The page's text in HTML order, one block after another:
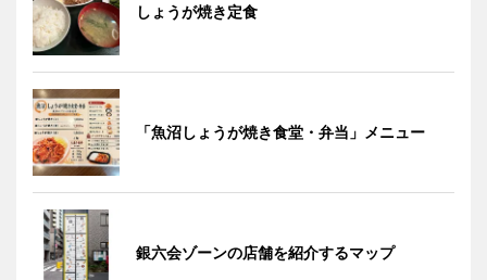
しょうが焼き定食
「魚沼しょうが焼き食堂・弁当」メニュー
銀六会ゾーンの店舗を紹介するマップ